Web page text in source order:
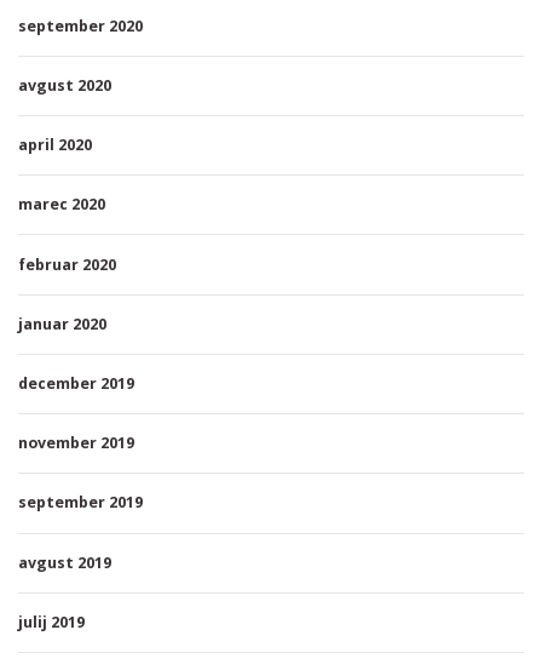
september 2020
avgust 2020
april 2020
marec 2020
februar 2020
januar 2020
december 2019
november 2019
september 2019
avgust 2019
julij 2019